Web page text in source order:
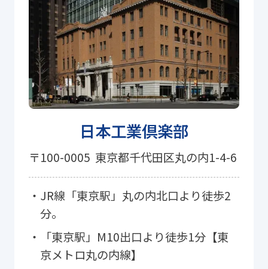
日本工業倶楽部
〒100-0005 東京都千代田区丸の内1-4-6
・JR線「東京駅」丸の内北口より徒歩2
分。
・「東京駅」M10出口より徒歩1分【東
京メトロ丸の内線】